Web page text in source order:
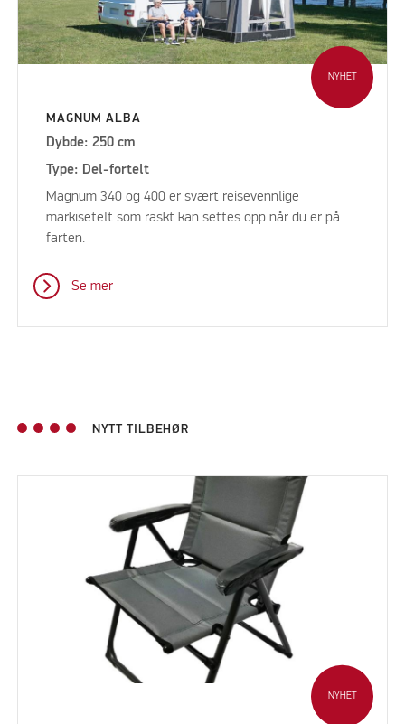
NYHET
MAGNUM ALBA
Dybde: 250 cm
Type: Del-fortelt
Magnum 340 og 400 er svært reisevennlige
markisetelt som raskt kan settes opp når du er på
farten.
Se mer
NYTT TILBEHØR
NYHET